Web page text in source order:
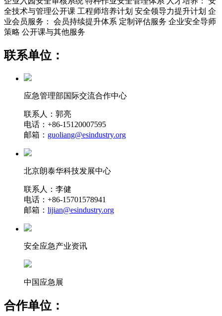
全技术与管理公开课 工程师培养计划 安全领导力提升计划 企
业会员服务： 会员持续提升体系 定制评估服务 企业安全导师
策略 公开课与其他服务
联系单位：
应急管理部国际交流合作中心
联系人：郭亮
电话：+86-15120007595
邮箱： guoliang@esindustry.org
北京朗泰华科技发展中心
联系人：李健
电话：+86-15701578941
邮箱： lijian@esindustry.org
安全应急产业资讯
中国应急展
合作单位：